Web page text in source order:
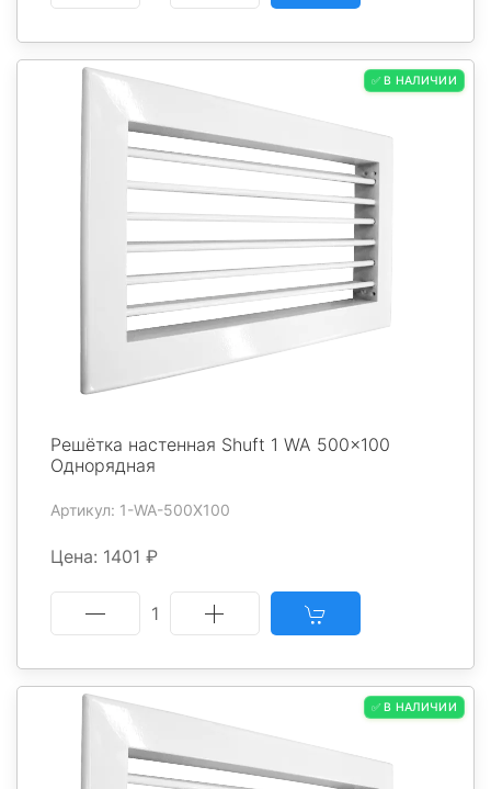
✅ В НАЛИЧИИ
Решётка настенная Shuft 1 WA 500x100
Однорядная
Артикул: 1-WA-500X100
Цена: 1401 ₽
1
✅ В НАЛИЧИИ